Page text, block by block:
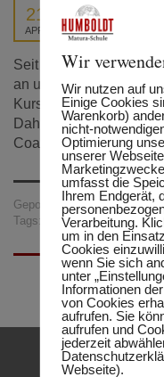
21
APR.
Seit September 2021
an und aktuell sind
Kursteilnehmer:innen
Daher möchten wir
Coaches und
Gepostet in: Matura-Schule ,
Tags:
Bildung, Guided E-
Wir
Wir nutzen auf
Einige Cookies
Warenkorb)
nicht-
Optimierung
unserer
umfasst die
Ihrem Endgerät,
Verarbeitung.
um in den
Cookies
wenn Sie sich
unter
Informationen
von Cookies
aufrufen. Sie
aufrufen und
jederzeit
Webseite).